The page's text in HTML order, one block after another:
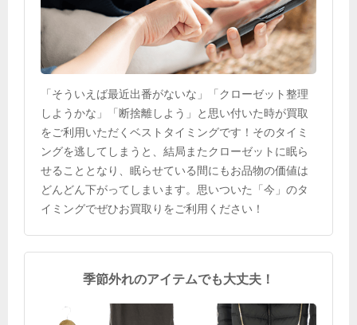
「そういえば最近出番がないな」「クローゼット整理
しようかな」「断捨離しよう」と思い付いた時が買取
をご利用いただくベストタイミングです！そのタイミ
ングを逃してしまうと、結局またクローゼットに眠ら
せることとなり、眠らせている間にもお品物の価値は
どんどん下がってしまいます。思いついた「今」のタ
イミングでぜひお買取りをご利用ください！
季節外れのアイテムでも大丈夫！